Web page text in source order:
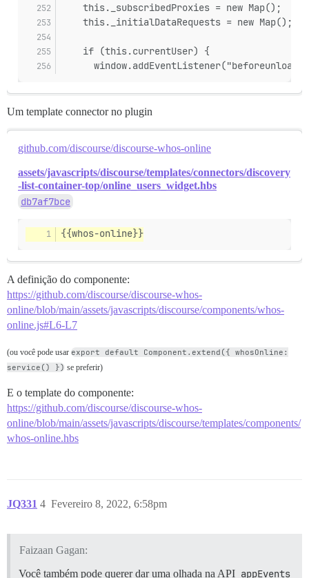
    this._subscribedProxies = new Map();
    this._initialDataRequests = new Map();
    if (this.currentUser) {
Um template connector no plugin
github.com/discourse/discourse-whos-online
assets/javascripts/discourse/templates/connectors/discovery
-list-container-top/online_users_widget.hbs
db7af7bce
{{whos-online}}
A definição do componente:
https://github.com/discourse/discourse-whos-
online/blob/main/assets/javascripts/discourse/components/whos-
online.js#L6-L7
(ou você pode usar export default Component.extend({ whosOnline:
service() }) se preferir)
E o template do componente:
https://github.com/discourse/discourse-whos-
online/blob/main/assets/javascripts/discourse/templates/components/
whos-online.hbs
JQ331 Fevereiro 8, 2022, 6:58pm
4
Faizaan Gagan:
Você também pode querer dar uma olhada na API appEvents